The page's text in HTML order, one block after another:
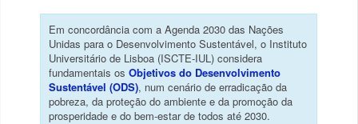
Em concordância com a Agenda 2030 das Nações
Unidas para o Desenvolvimento Sustentável, o Instituto
Universitário de Lisboa (ISCTE-IUL) considera
fundamentais os Objetivos do Desenvolvimento
Sustentável (ODS), num cenário de erradicação da
pobreza, da proteção do ambiente e da promoção da
prosperidade e do bem-estar de todos até 2030.